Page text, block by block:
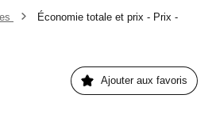
Économie totale et prix - Prix -
Ajouter aux favoris